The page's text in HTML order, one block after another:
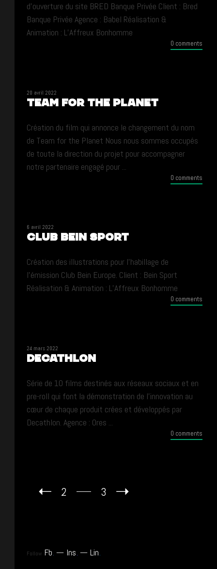
d’ouverture du site BRED Banque Privée Client : Bred
Banque Privée Agence : Babel Réalisation &
Animation : L’Affreux Bonhomme
0 comments
20 avril 2022
Team for the Planet
Création du film qui annonce le changement du nom
de Team for the Planet Nous nous sommes occupés
de toute la direction du projet pour accompagner
notre partenaire engagé pour ...
0 comments
6 avril 2022
CLUB BEIN SPORT
Création des illustrations pour l’habillage de
l’émission Club Bein Europe. Client : Bein Sport
Réalisation & Animation : L’Affreux Bonhomme
0 comments
24 mars 2022
DECATHLON
Série de 10 films destinés aux réseaux sociaux et en
pre-roll qui font la démonstration de l’innovation au
cœur de chaque produit crées et développés par
Decathlon. Agence : Ores ...
0 comments
2 3
Follow Fb. Ins. Lin.